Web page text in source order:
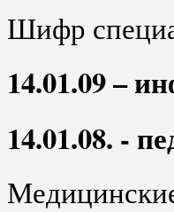
Шифр
14.01.09 –
14.01.08. -